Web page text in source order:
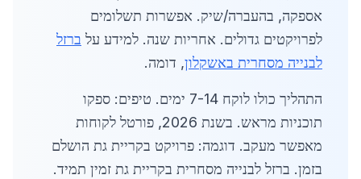
אספקה, בהעברה/שיק. אפשרות תשלומים
לפרויקטים גדולים. אחריות שנה. למידע על ברזל
לבנייה מסחרית באשקלון, דומה.
התהליך כולו לוקח 7-14 ימים. טיפים: ספקו
תוכניות מראש. בשנת 2026, פורטל לקוחות
מאפשר מעקב. דוגמה: פרויקט בקריית גת הושלם
בזמן. ברזל לבנייה מסחרית בקריית גת זמין תמיד.